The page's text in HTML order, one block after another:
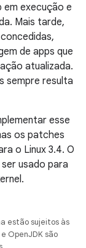
em execução e
Mais tarde,
de apps que
atualizada.
sempre resulta
esse
os patches
o Linux 3.4. O
usado para
estão sujeitos às
OpenJDK são